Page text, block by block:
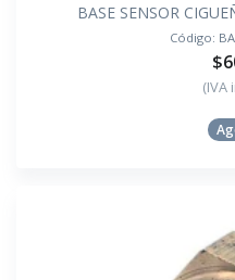
BASE SENSOR
Código:
(IVA